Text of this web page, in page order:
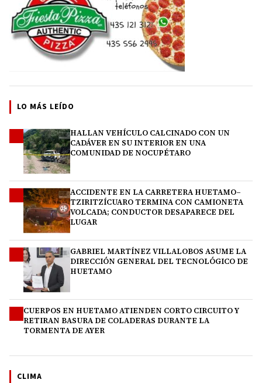
LO MÁS LEÍDO
HALLAN VEHÍCULO CALCINADO CON UN
CADÁVER EN SU INTERIOR EN UNA
COMUNIDAD DE NOCUPÉTARO
ACCIDENTE EN LA CARRETERA HUETAMO–
TZIRITZÍCUARO TERMINA CON CAMIONETA
VOLCADA; CONDUCTOR DESAPARECE DEL
LUGAR
GABRIEL MARTÍNEZ VILLALOBOS ASUME LA
DIRECCIÓN GENERAL DEL TECNOLÓGICO DE
HUETAMO
CUERPOS EN HUETAMO ATIENDEN CORTO CIRCUITO Y
RETIRAN BASURA DE COLADERAS DURANTE LA
TORMENTA DE AYER
CLIMA